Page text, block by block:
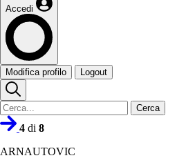
Accedi
Modifica profilo Logout
Cerca
4 di 8
ARNAUTOVIC